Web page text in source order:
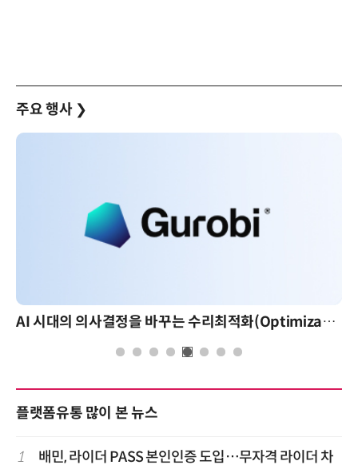
주요 행사 ❯
AI 시대의 의사결정을 바꾸는 수리최적화(Optimization): 실제 산업 적용 사례와 활용 전략
플랫폼유통 많이 본 뉴스
1
배민, 라이더 PASS 본인인증 도입…무자격 라이더 차